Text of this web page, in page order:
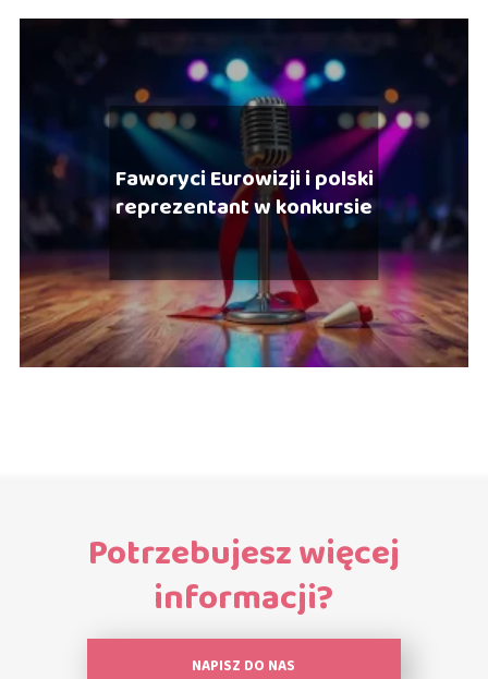
Faworyci Eurowizji i polski
reprezentant w konkursie
Potrzebujesz więcej
informacji?
NAPISZ DO NAS